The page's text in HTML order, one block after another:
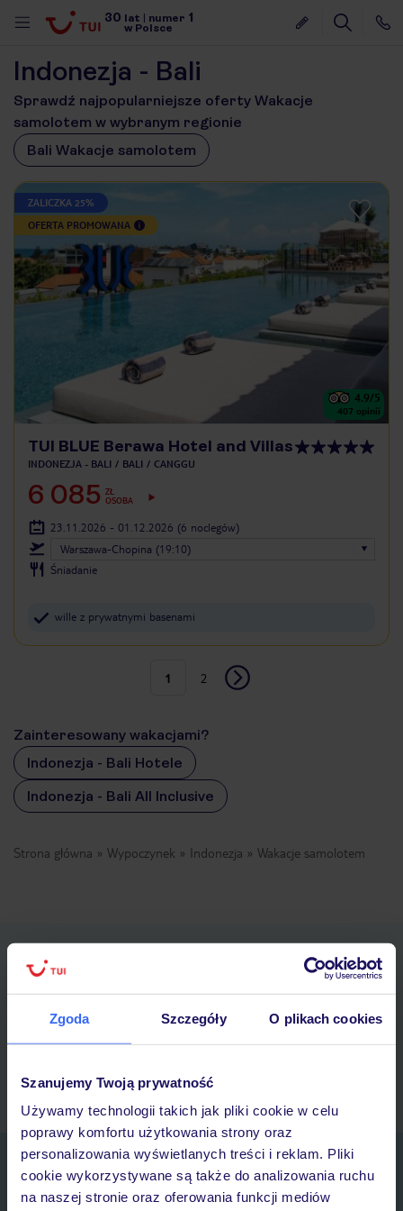
Zgoda Szczegóły O plikach cookies
Szanujemy Twoją prywatność
Używamy technologii takich jak pliki cookie w celu
poprawy komfortu użytkowania strony oraz
personalizowania wyświetlanych treści i reklam. Pliki
cookie wykorzystywane są także do analizowania ruchu
na naszej stronie oraz oferowania funkcji mediów
30 lat numer 1
w Polsce
Indonezja - Bali
Sprawdź najpopularniejsze oferty Wakacje
samolotem w wybranym regionie
Bali Wakacje samolotem
ZALICZKA 25%
OFERTA PROMOWANA
4.9/5
407 opinii
TUI BLUE Berawa Hotel and Villas
INDONEZJA - BALI BALI CANGGU
6 085 ZŁ
OSOBA
23.11.2026 - 01.12.2026 (6 noclegów)
Warszawa-Chopina (19:10)
Śniadanie
wille z prywatnymi basenami
1 2
Zainteresowany wakacjami?
Indonezja - Bali Hotele
Indonezja - Bali All Inclusive
Strona główna Wypoczynek Indonezja Wakacje samolotem
Szybkie wyszukiwanie i przeglądanie ofert
Lista ulubionych ofert i możliwość ich udostępniania
Historia wyszukiwań i ostatnio oglądanych ofert
Kontakt z TUI i wszystkie informacje o Twojej rezerwacji w
Zapisz się do newslettera
IMIĘ*